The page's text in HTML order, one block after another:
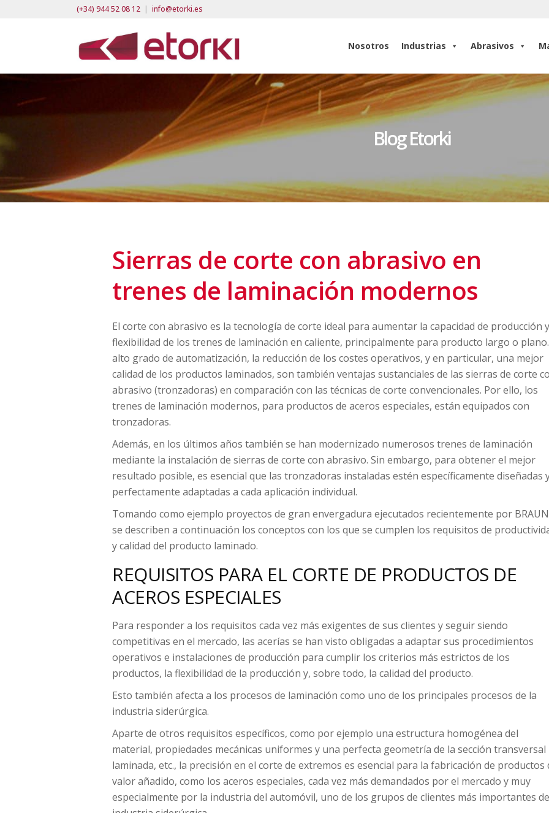
(+34) 944 52 08 12 | info@etorki.es
Nosotros Industrias Abrasivos
Blog Etorki
Sierras de corte con abrasivo en
trenes de laminación modernos
El corte con abrasivo es la tecnología de corte ideal para aumentar la capacidad de producción
flexibilidad de los trenes de laminación en caliente, principalmente para producto largo o
alto grado de automatización, la reducción de los costes operativos, y en particular, una mejor
calidad de los productos laminados, son también ventajas sustanciales de las sierras de corte
abrasivo (tronzadoras) en comparación con las técnicas de corte convencionales. Por ello, los
trenes de laminación modernos, para productos de aceros especiales, están equipados con
tronzadoras.
Además, en los últimos años también se han modernizado numerosos trenes de laminación
mediante la instalación de sierras de corte con abrasivo. Sin embargo, para obtener el mejor
resultado posible, es esencial que las tronzadoras instaladas estén específicamente diseñadas
perfectamente adaptadas a cada aplicación individual.
Tomando como ejemplo proyectos de gran envergadura ejecutados recientemente por
se describen a continuación los conceptos con los que se cumplen los requisitos de
y calidad del producto laminado.
REQUISITOS PARA EL CORTE DE PRODUCTOS DE
ACEROS ESPECIALES
Para responder a los requisitos cada vez más exigentes de sus clientes y seguir siendo
competitivas en el mercado, las acerías se han visto obligadas a adaptar sus procedimientos
operativos e instalaciones de producción para cumplir los criterios más estrictos de los
productos, la flexibilidad de la producción y, sobre todo, la calidad del producto.
Esto también afecta a los procesos de laminación como uno de los principales procesos de la
industria siderúrgica.
Aparte de otros requisitos específicos, como por ejemplo una estructura homogénea del
material, propiedades mecánicas uniformes y una perfecta geometría de la sección transversal
laminada, etc., la precisión en el corte de extremos es esencial para la fabricación de productos
valor añadido, como los aceros especiales, cada vez más demandados por el mercado y muy
especialmente por la industria del automóvil, uno de los grupos de clientes más importantes